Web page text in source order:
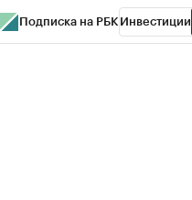
Подписка на РБК Инвестиции